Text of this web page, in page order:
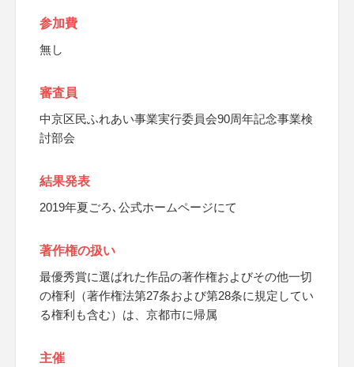
参加費
無し
審査員
中京区民ふれあい事業実行委員会90周年記念事業検
討部会
結果発表
2019年夏ごろ､公式ホームページにて
著作権の扱い
最優秀賞に選ばれた作品の著作権およびその他一切
の権利（著作権法第27条および第28条に規定してい
る権利も含む）は、京都市に帰属
主催